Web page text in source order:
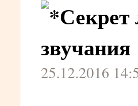
Секрет
звучания
25.12.2016